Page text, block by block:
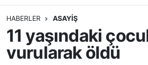
HABERLER ASAYİŞ
11 yaşındaki
vurularak öldü
HAMBURG
SPOR
Puan Durumu ve Fikstür
Tüm Manşetler